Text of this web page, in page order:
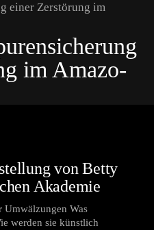
einer Zerstörung im
im Amazo­
von Betty
Akademie
Umwälzungen Was
werden sie künstlich